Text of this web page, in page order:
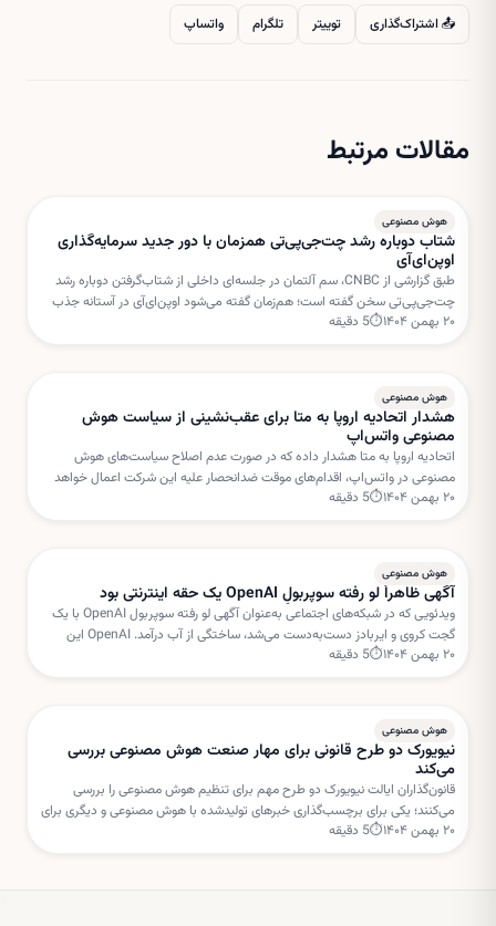
📤 اشتراک‌گذاری توییتر تلگرام واتساپ
مقالات مرتبط
هوش مصنوعی
شتاب دوباره رشد چت‌جی‌پی‌تی همزمان با دور جدید سرمایه‌گذاری
اوپن‌ای‌آی
طبق گزارشی از CNBC، سم آلتمان در جلسه‌ای داخلی از شتاب‌گرفتن دوباره رشد
چت‌جی‌پی‌تی سخن گفته است؛ هم‌زمان گفته می‌شود اوپن‌ای‌آی در آستانه جذب
دور جدیدی از سرمایه‌گذاری با ارزش‌گذاری بسیار بالا است.
۲۰ بهمن ۱۴۰۴ ⏱
5 دقیقه
هوش مصنوعی
هشدار اتحادیه اروپا به متا برای عقب‌نشینی از سیاست هوش
مصنوعی واتس‌اپ
اتحادیه اروپا به متا هشدار داده که در صورت عدم اصلاح سیاست‌های هوش
مصنوعی در واتس‌اپ، اقدام‌های موقت ضدانحصار علیه این شرکت اعمال خواهد
شد. بروکسل نگران استفاده متا از داده‌های کاربران برای خدمات هوش مصنوعی
۲۰ بهمن ۱۴۰۴ ⏱
5 دقیقه
هوش مصنوعی
آگهی ظاهراً لو رفته سوپربولِ OpenAI یک حقه اینترنتی بود
ویدئویی که در شبکه‌های اجتماعی به‌عنوان آگهی لو رفته سوپربول OpenAI با یک
گجت کروی و ایربادز دست‌به‌دست می‌شد، ساختگی از آب درآمد. OpenAI این
داستان را «فیک نیوز» خوانده است.
۲۰ بهمن ۱۴۰۴ ⏱
5 دقیقه
هوش مصنوعی
نیویورک دو طرح قانونی برای مهار صنعت هوش مصنوعی بررسی
می‌کند
قانون‌گذاران ایالت نیویورک دو طرح مهم برای تنظیم هوش مصنوعی را بررسی
می‌کنند؛ یکی برای برچسب‌گذاری خبرهای تولیدشده با هوش مصنوعی و دیگری برای
تعلیق مجوز ساخت مراکز داده جدید.
۲۰ بهمن ۱۴۰۴ ⏱
5 دقیقه